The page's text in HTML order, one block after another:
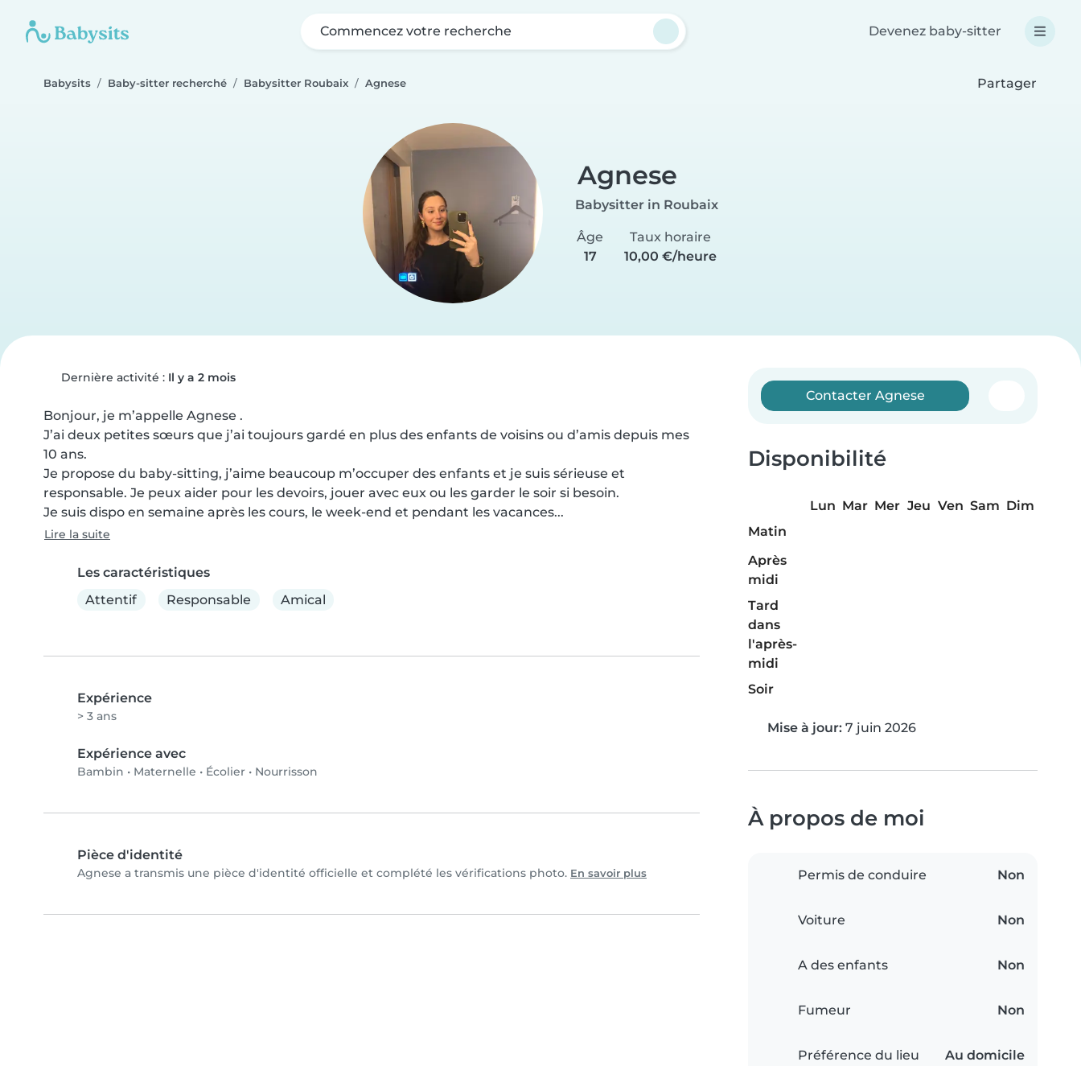
Commencez votre recherche Devenez baby-sitter
Babysits Baby-sitter recherché Babysitter Roubaix Agnese Partager
Agnese
Babysitter in Roubaix
Âge
17
Taux horaire
10,00 €/heure
Dernière activité : Il y a 2 mois
Bonjour, je m’appelle Agnese .
J’ai deux petites sœurs que j’ai toujours gardé en plus des enfants de voisins ou d’amis depuis mes
10 ans.
Je propose du baby-sitting, j’aime beaucoup m’occuper des enfants et je suis sérieuse et
responsable. Je peux aider pour les devoirs, jouer avec eux ou les garder le soir si besoin.
Je suis dispo en semaine après les cours, le week-end et pendant les vacances...
Lire la suite
Les caractéristiques
Attentif
Responsable Amical
Expérience
> 3 ans
Expérience avec
Bambin • Maternelle • Écolier • Nourrisson
Pièce d'identité
Agnese a transmis une pièce d'identité officielle et complété les vérifications photo. En savoir plus
Contacter Agnese
Disponibilité
Lun Mar Mer Jeu Ven Sam Dim
Matin
Après
midi
Tard
dans
l'après-
midi
Soir
Mise à jour: 7 juin 2026
À propos de moi
Permis de conduire Non
Voiture Non
A des enfants Non
Fumeur Non
Préférence du lieu
Au domicile